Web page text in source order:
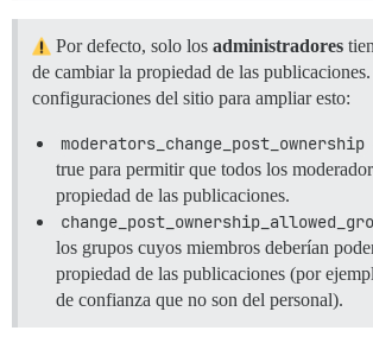
Por defecto, solo los administradores
de cambiar la propiedad de las
configuraciones del sitio para ampliar esto:
moderators_change_post_ownership
true para permitir que todos los
propiedad de las publicaciones.
los grupos cuyos miembros deberían
propiedad de las publicaciones (por
de confianza que no son del personal).